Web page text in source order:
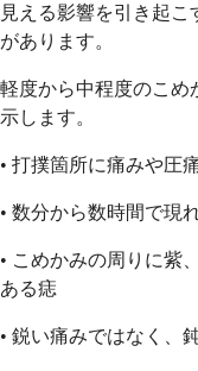
見える影響を引き起
があります。
軽度から中程度のこめ
示します。
• 打撲箇所に痛みや圧
• 数分から数時間で現
• こめかみの周りに紫
ある痣
• 鋭い痛みではなく、